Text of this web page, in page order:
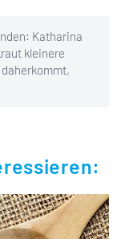
Katharina
kleinere